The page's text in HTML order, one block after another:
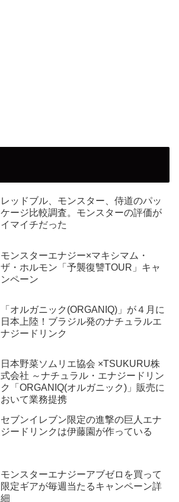
レッドブル、モンスター、侍道のパッ
ケージ比較調査。モンスターの評価が
イマイチだった
モンスターエナジー×マキシマム・
ザ・ホルモン「予襲復讐TOUR」キャ
ンペーン
「オルガニック(ORGANIQ)」が４月に
日本上陸！ブラジル発のナチュラルエ
ナジードリンク
日本野菜ソムリエ協会 ×TSUKURU株
式会社 ～ナチュラル・エナジードリン
ク「ORGANIQ(オルガニック)」販売に
おいて業務提携
セブンイレブン限定の進撃の巨人エナ
ジードリンクは伊藤園が作っている
モンスターエナジーアブゼロを買って
限定ギアが毎週当たるキャンペーン詳
細